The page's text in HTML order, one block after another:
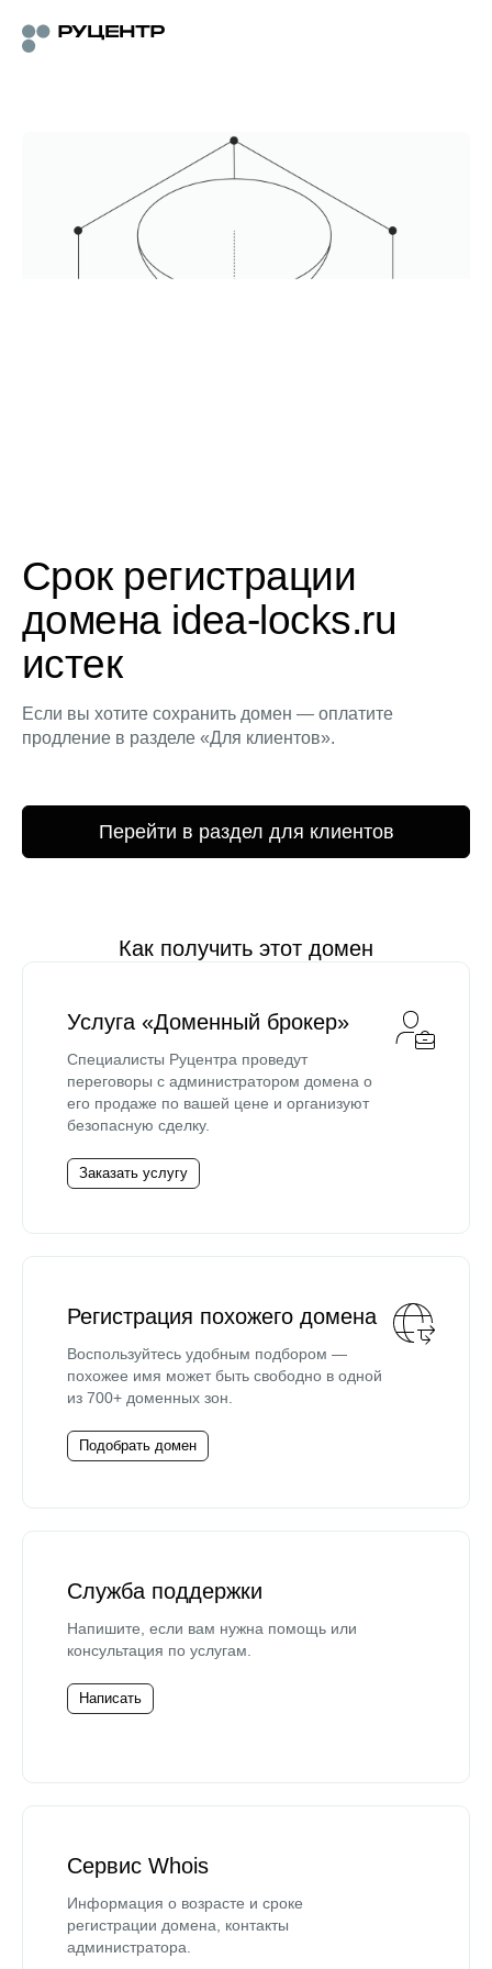
Срок регистрации
домена idea-locks.ru
истек
Если вы хотите сохранить домен — оплатите
продление в разделе «Для клиентов».
Перейти в раздел для клиентов
Как получить этот домен
Услуга «Доменный брокер»
Специалисты Руцентра проведут
переговоры с администратором домена о
его продаже по вашей цене и организуют
безопасную сделку.
Заказать услугу
Регистрация похожего домена
Воспользуйтесь удобным подбором —
похожее имя может быть свободно в одной
из 700+ доменных зон.
Подобрать домен
Служба поддержки
Напишите, если вам нужна помощь или
консультация по услугам.
Написать
Сервис Whois
Информация о возрасте и сроке
регистрации домена, контакты
администратора.